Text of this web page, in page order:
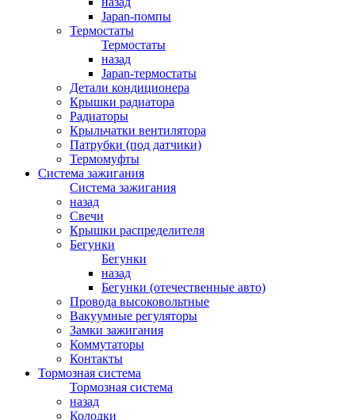
Japan-помпы
Термостаты
Термостаты
назад
Japan-термостаты
Детали кондиционера
Крышки радиатора
Радиаторы
Крыльчатки вентилятора
Патрубки (под датчики)
Термомуфты
Система зажигания
Система зажигания
назад
Свечи
Крышки распределителя
Бегунки
Бегунки
назад
Бегунки (отечественные авто)
Провода высоковольтные
Вакуумные регуляторы
Замки зажигания
Коммутаторы
Контакты
Тормозная система
Тормозная система
назад
Колодки